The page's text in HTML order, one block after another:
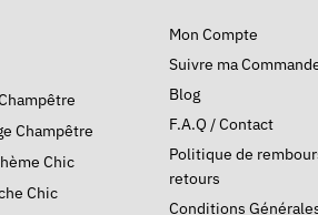
Champêtre
Chic
Chic
Mon Compte
Suivre ma
Blog
F.A.Q / Contact
Politique de
retours
Conditions